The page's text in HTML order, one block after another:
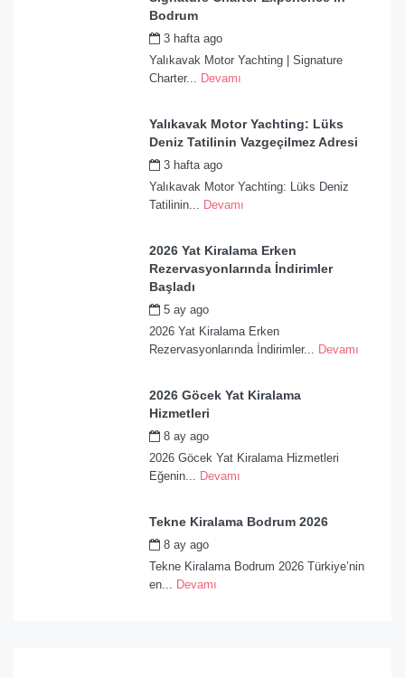
Bodrum
3 hafta ago
Yalıkavak Motor Yachting | Signature
Charter... Devamı
Yalıkavak Motor Yachting: Lüks
Deniz Tatilinin Vazgeçilmez Adresi
3 hafta ago
Yalıkavak Motor Yachting: Lüks Deniz
Tatilinin... Devamı
2026 Yat Kiralama Erken
Rezervasyonlarında İndirimler
Başladı
5 ay ago
2026 Yat Kiralama Erken
Rezervasyonlarında İndirimler... Devamı
2026 Göcek Yat Kiralama
Hizmetleri
8 ay ago
2026 Göcek Yat Kiralama Hizmetleri
Eğenin... Devamı
Tekne Kiralama Bodrum 2026
8 ay ago
Tekne Kiralama Bodrum 2026 Türkiye’nin
en... Devamı